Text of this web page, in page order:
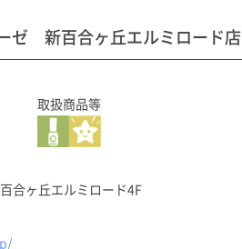
ゼ 新百合ヶ丘エルミロード店
取扱商品等
合ヶ丘エルミロード4F